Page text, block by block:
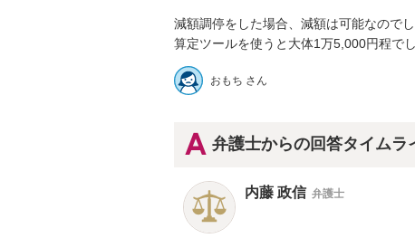
減額調停をした場合、減額は可能なので
算定ツールを使うと大体1万5,000円程でし
おもち さん
弁護士からの回答タイムラ
内藤 政信 弁護士